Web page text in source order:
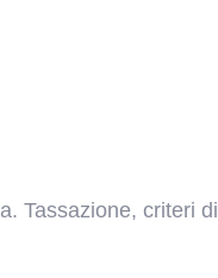
Tassazione, criteri